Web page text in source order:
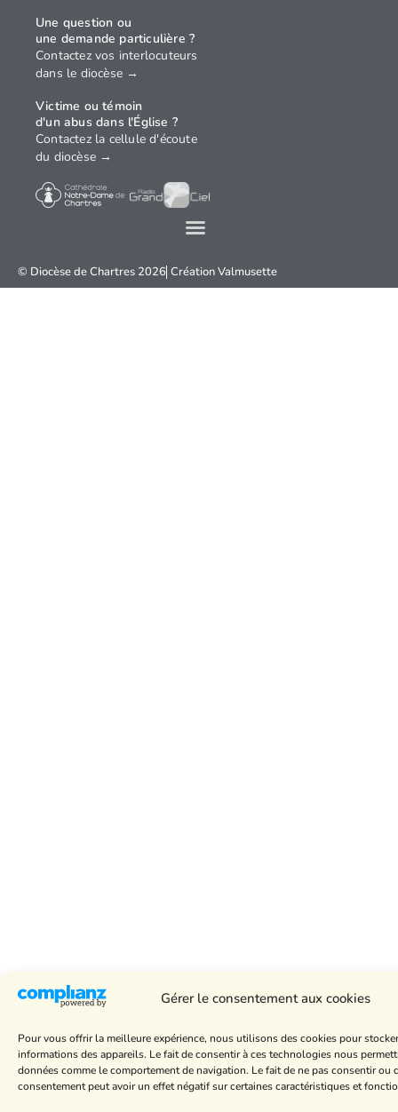
Gérer le consentement aux cookies
Pour vous offrir la meilleure expérience, nous utilisons des cookies pour
informations des appareils. Le fait de consentir à ces technologies nous
données comme le comportement de navigation. Le fait de ne pas consentir ou
consentement peut avoir un effet négatif sur certaines caractéristiques et
© Diocèse de Chartres 2026 CréationValmusette
Une question ou
une demande particulière ?
Contactez vos interlocuteurs
dans le diocèse →
Victime ou témoin
d'un abus dans l'Église ?
Contactez la cellule d'écoute
du diocèse →